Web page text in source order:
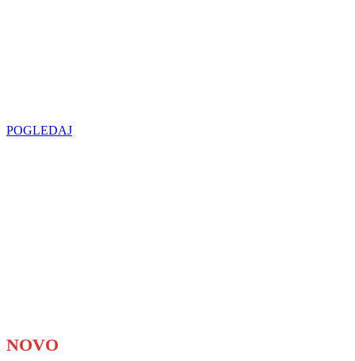
POGLEDAJ
NOVO